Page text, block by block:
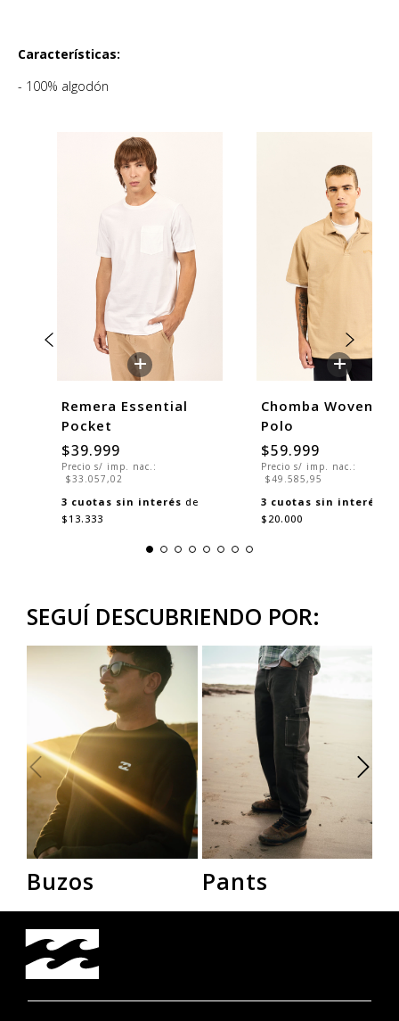
Características:
- 100% algodón
+
Remera Essential
Pocket
$39.999
Precio s/ imp. nac.:
$33.057,02
3 cuotas sin interés de
$13.333
+
Chomba Woven
Polo
$59.999
Precio s/ imp. nac.:
$49.585,95
3 cuotas sin interés
$20.000
SEGUÍ DESCUBRIENDO POR:
Buzos Pants